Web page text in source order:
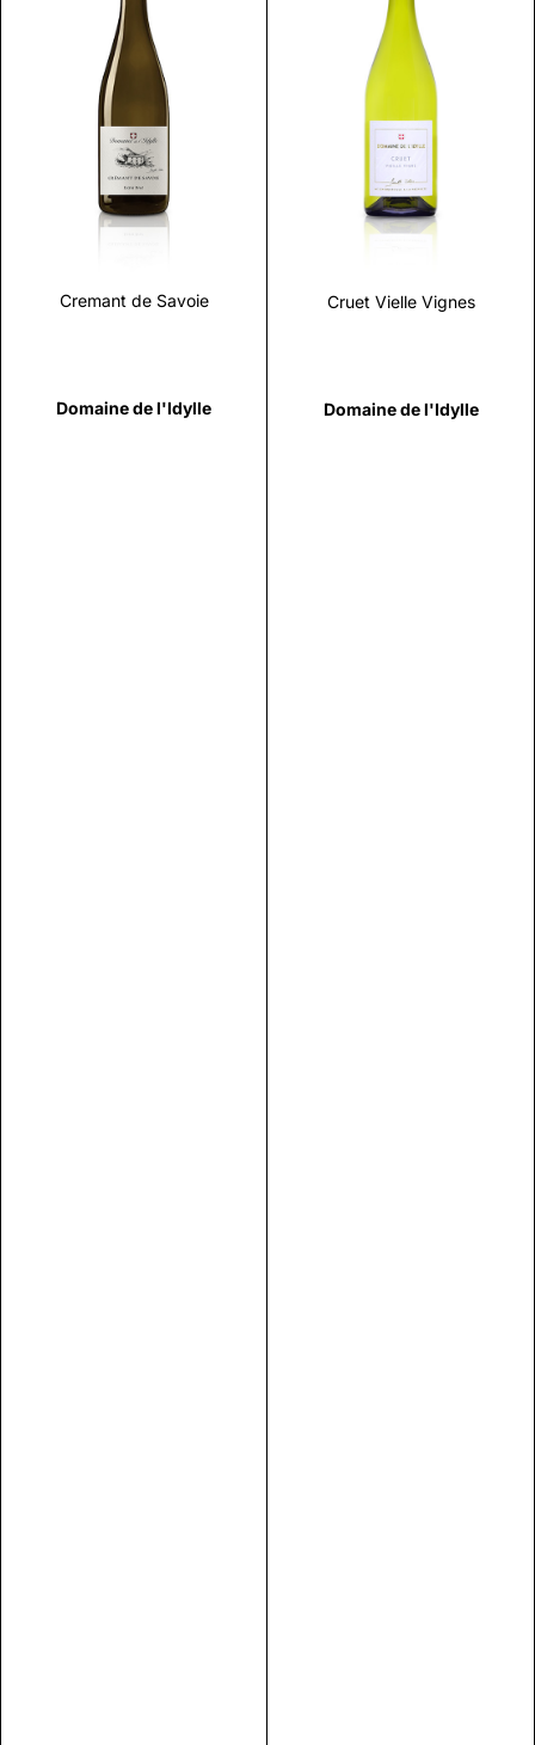
Cremant de Savoie
Domaine de l'Idylle
Scopri
Cruet Vielle Vignes
Domaine de l'Idylle
Scopri